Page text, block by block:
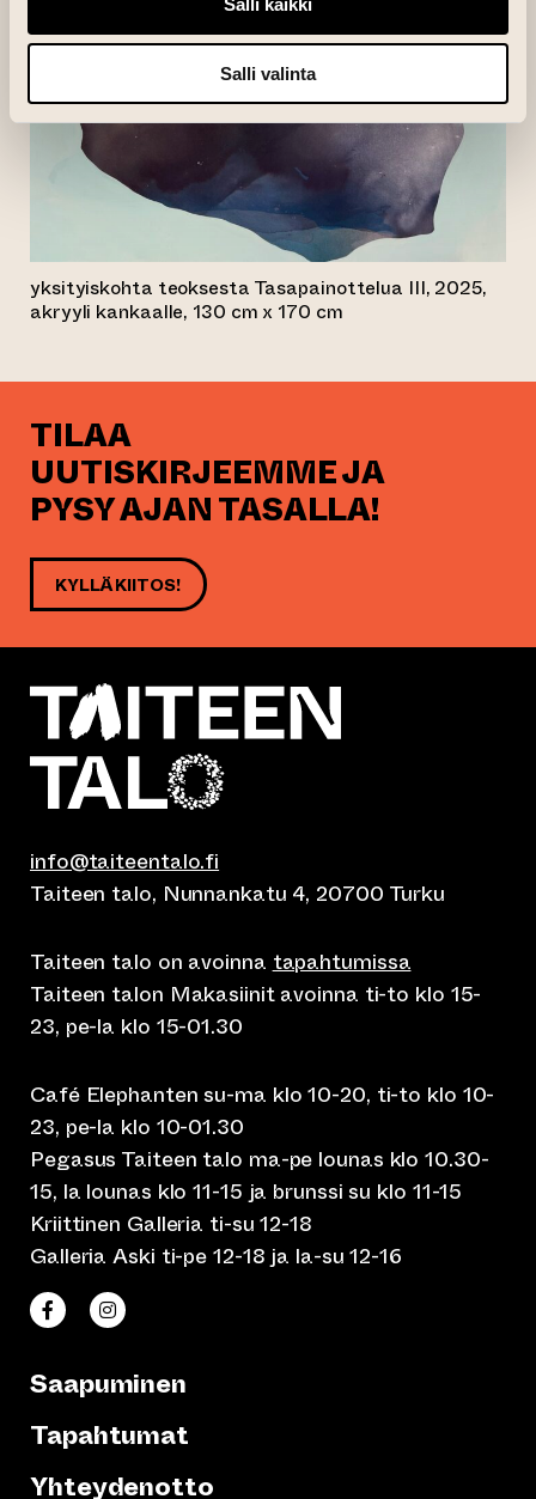
Salli valinta
yksityiskohta teoksesta Tasapainottelua III, 2025,
akryyli kankaalle, 130 cm x 170 cm
TILAA
UUTISKIRJEEMME JA
PYSY AJAN TASALLA!
KYLLÄ KIITOS!
info@taiteentalo.fi
Taiteen talo, Nunnankatu 4, 20700 Turku
Taiteen talo on avoinna tapahtumissa
Taiteen talon Makasiinit avoinna ti-to klo 15-
23, pe-la klo 15-01.30
Café Elephanten su-ma klo 10-20, ti-to klo 10-
23, pe-la klo 10-01.30
Pegasus Taiteen talo ma-pe lounas klo 10.30-
15, la lounas klo 11-15 ja brunssi su klo 11-15
Kriittinen Galleria ti-su 12-18
Galleria Aski ti-pe 12-18 ja la-su 12-16
Taiteen talo Facebookissa
(siirtyy toiseen verkkopalveluun)
Taiteen talo Instagramissa
(siirtyy toiseen verkkopalveluun)
Saapuminen
Tapahtumat
Yhteydenotto